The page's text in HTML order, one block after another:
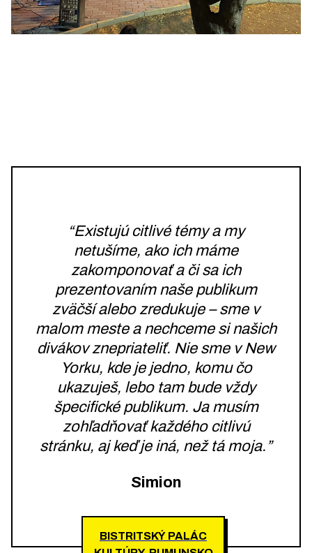
“Existujú citlivé témy a my
netušíme, ako ich máme
zakomponovať a či sa ich
prezentovaním naše publikum
zväčší alebo zredukuje – sme v
malom meste a nechceme si našich
divákov znepriateliť. Nie sme v New
Yorku, kde je jedno, komu čo
ukazuješ, lebo tam bude vždy
špecifické publikum. Ja musím
zohľadňovať každého citlivú
stránku, aj keď je iná, než tá moja.”
Simion
BISTRITSKÝ PALÁC